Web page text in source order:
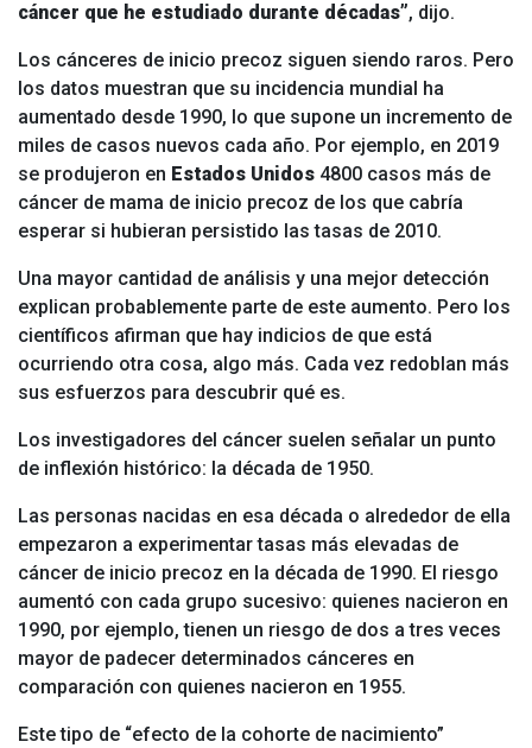
cáncer que he estudiado durante décadas”, dijo.
Los cánceres de inicio precoz siguen siendo raros. Pero
los datos muestran que su incidencia mundial ha
aumentado desde 1990, lo que supone un incremento de
miles de casos nuevos cada año. Por ejemplo, en 2019
se produjeron en Estados Unidos 4800 casos más de
cáncer de mama de inicio precoz de los que cabría
esperar si hubieran persistido las tasas de 2010.
Una mayor cantidad de análisis y una mejor detección
explican probablemente parte de este aumento. Pero los
científicos afirman que hay indicios de que está
ocurriendo otra cosa, algo más. Cada vez redoblan más
sus esfuerzos para descubrir qué es.
Los investigadores del cáncer suelen señalar un punto
de inflexión histórico: la década de 1950.
Las personas nacidas en esa década o alrededor de ella
empezaron a experimentar tasas más elevadas de
cáncer de inicio precoz en la década de 1990. El riesgo
aumentó con cada grupo sucesivo: quienes nacieron en
1990, por ejemplo, tienen un riesgo de dos a tres veces
mayor de padecer determinados cánceres en
comparación con quienes nacieron en 1955.
Este tipo de “efecto de la cohorte de nacimiento”